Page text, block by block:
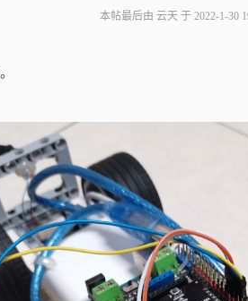
本帖最后由 云天 于 2022-1-30